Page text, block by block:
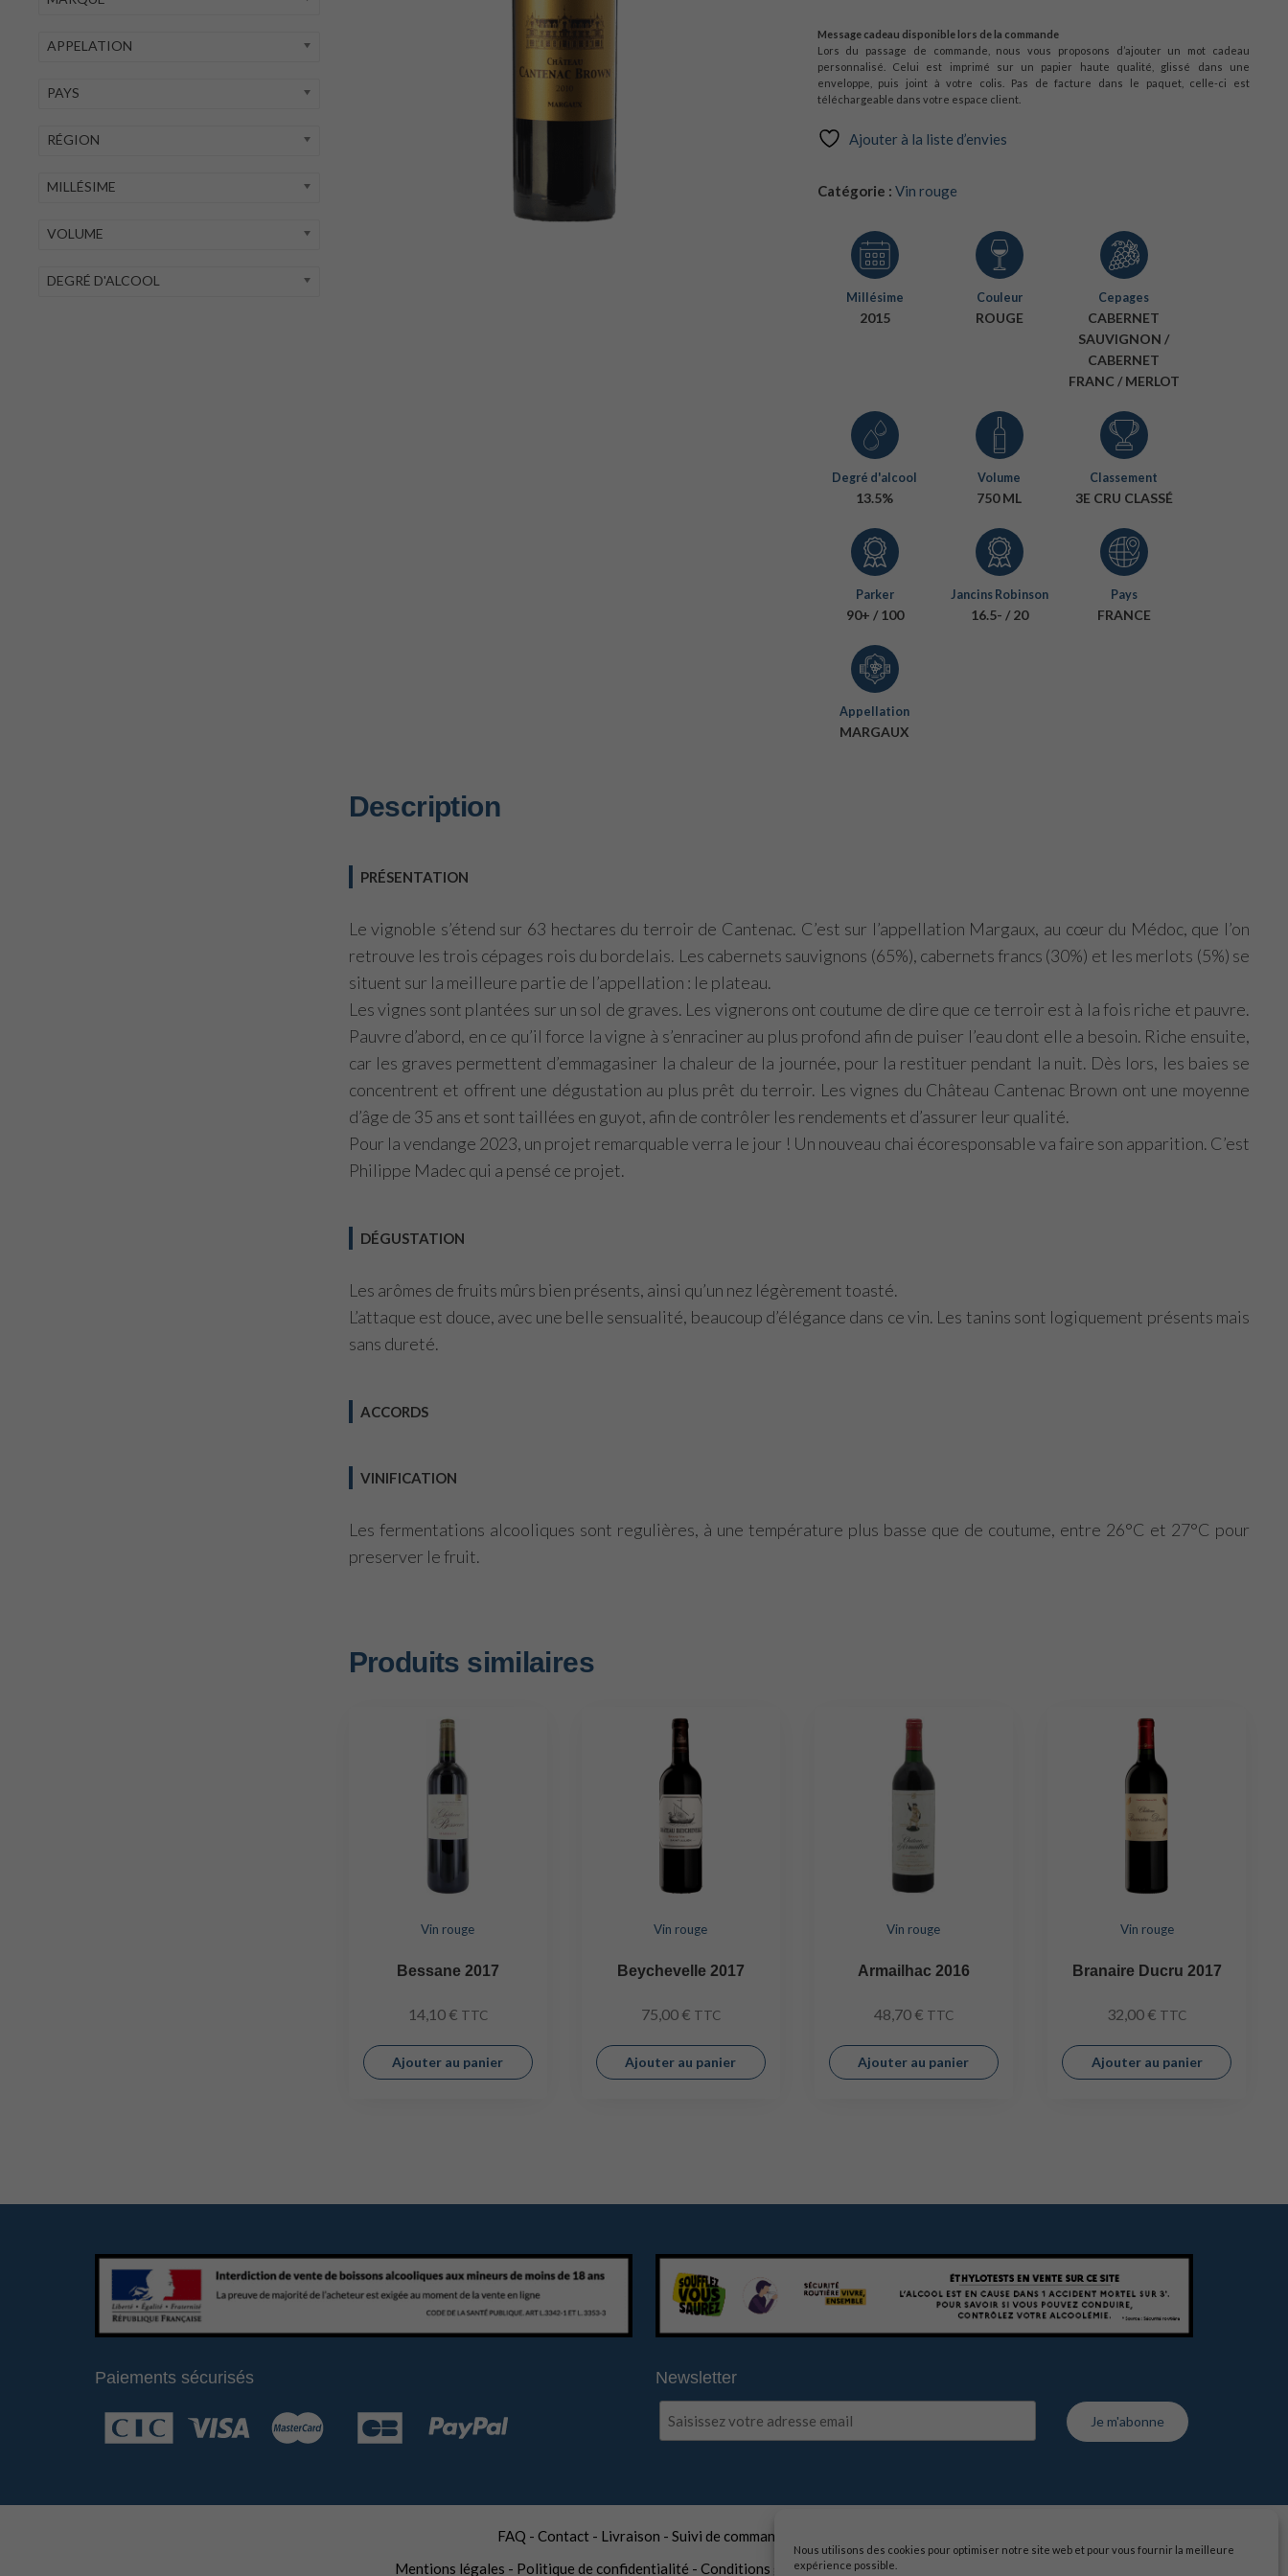
Nous utilisons des cookies pour optimiser notre site web et pour vous fournir la meilleure
expérience possible.
Message cadeau disponible lors de la commande
Lors du passage de commande, nous vous proposons d’ajouter un mot cadeau
personnalisé. Celui est imprimé sur un papier haute qualité, glissé dans une
enveloppe, puis joint à votre colis. Pas de facture dans le paquet, celle-ci est
téléchargeable dans votre espace client.
Ajouter à la liste d’envies
Catégorie : Vin rouge
Millésime
2015
Couleur
ROUGE
Cepages
CABERNET
SAUVIGNON /
CABERNET
FRANC / MERLOT
Degré d'alcool
13.5%
Volume
750 ML
Classement
3E CRU CLASSÉ
Parker
90+ / 100
Jancins Robinson
16.5- / 20
Pays
FRANCE
Appellation
MARGAUX
Description
PRÉSENTATION
Le vignoble s’étend sur 63 hectares du terroir de Cantenac. C’est sur l’appellation Margaux, au cœur du Médoc, que l’on
retrouve les trois cépages rois du bordelais. Les cabernets sauvignons (65%), cabernets francs (30%) et les merlots (5%) se
situent sur la meilleure partie de l’appellation : le plateau.
Les vignes sont plantées sur un sol de graves. Les vignerons ont coutume de dire que ce terroir est à la fois riche et pauvre.
Pauvre d’abord, en ce qu’il force la vigne à s’enraciner au plus profond afin de puiser l’eau dont elle a besoin. Riche ensuite,
car les graves permettent d’emmagasiner la chaleur de la journée, pour la restituer pendant la nuit. Dès lors, les baies se
concentrent et offrent une dégustation au plus prêt du terroir. Les vignes du Château Cantenac Brown ont une moyenne
d’âge de 35 ans et sont taillées en guyot, afin de contrôler les rendements et d’assurer leur qualité.
Pour la vendange 2023, un projet remarquable verra le jour ! Un nouveau chai écoresponsable va faire son apparition. C’est
Philippe Madec qui a pensé ce projet.
DÉGUSTATION
Les arômes de fruits mûrs bien présents, ainsi qu’un nez légèrement toasté.
L’attaque est douce, avec une belle sensualité, beaucoup d’élégance dans ce vin. Les tanins sont logiquement présents mais
sans dureté.
ACCORDS
VINIFICATION
Les fermentations alcooliques sont regulières, à une température plus basse que de coutume, entre 26°C et 27°C pour
preserver le fruit.
Produits similaires
Vin rouge
Bessane 2017
14,10 € TTC
Ajouter au panier
Vin rouge
Beychevelle 2017
75,00 € TTC
Ajouter au panier
Vin rouge
Armailhac 2016
48,70 € TTC
Ajouter au panier
Vin rouge
Branaire Ducru 2017
32,00 € TTC
Ajouter au panier
APPELATION
PAYS
RÉGION
MILLÉSIME
VOLUME
DEGRÉ D'ALCOOL
Paiements sécurisés Newsletter
FAQ - Contact - Livraison - Suivi de commande
Mentions légales - Politique de confidentialité - Conditions générales de vente